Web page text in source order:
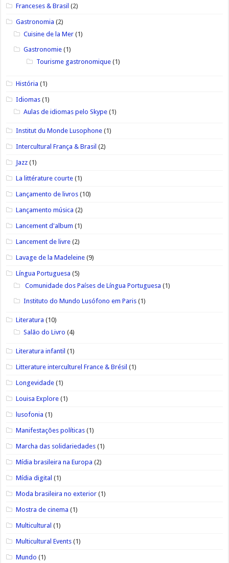
Franceses & Brasil (2)
Gastronomia (2)
Cuisine de la Mer (1)
Gastronomie (1)
Tourisme gastronomique (1)
História (1)
Idiomas (1)
Aulas de idiomas pelo Skype (1)
Institut du Monde Lusophone (1)
Intercultural França & Brasil (2)
Jazz (1)
La littérature courte (1)
Lançamento de livros (10)
Lançamento música (2)
Lancement d'album (1)
Lancement de livre (2)
Lavage de la Madeleine (9)
Língua Portuguesa (5)
Comunidade dos Países de Língua Portuguesa (1)
Instituto do Mundo Lusófono em Paris (1)
Literatura (10)
Salão do Livro (4)
Literatura infantil (1)
Litterature interculturel France & Brésil (1)
Longevidade (1)
Louisa Explore (1)
lusofonia (1)
Manifestações políticas (1)
Marcha das solidariedades (1)
Mídia brasileira na Europa (2)
Mídia digital (1)
Moda brasileira no exterior (1)
Mostra de cinema (1)
Multicultural (1)
Multicultural Events (1)
Mundo (1)